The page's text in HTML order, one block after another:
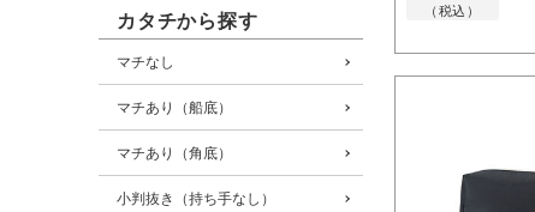
カタチから探す
マチなし
マチあり（船底）
マチあり（角底）
小判抜き（持ち手なし）
（税込）